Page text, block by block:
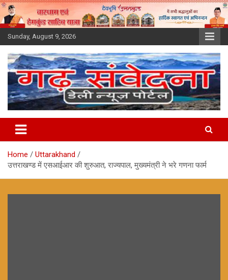
Skip
to
content
Sunday, August 9, 2026
Home
Uttarakhand
उत्तराखण्ड में एसआईआर की शुरुआत, राज्यपाल, मुख्यमंत्री ने भरे गणना फार्म